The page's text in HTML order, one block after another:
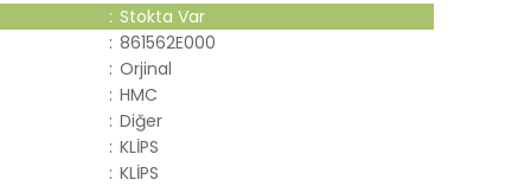
: Stokta Var
: 861562E000
: Orjinal
: HMC
: Diğer
: KLİPS
: KLİPS